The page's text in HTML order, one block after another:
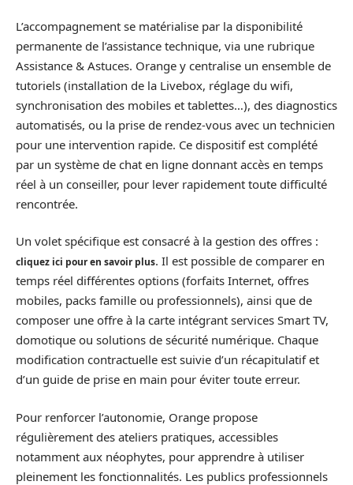
L’accompagnement se matérialise par la disponibilité
permanente de l’assistance technique, via une rubrique
Assistance & Astuces. Orange y centralise un ensemble de
tutoriels (installation de la Livebox, réglage du wifi,
synchronisation des mobiles et tablettes…), des diagnostics
automatisés, ou la prise de rendez-vous avec un technicien
pour une intervention rapide. Ce dispositif est complété
par un système de chat en ligne donnant accès en temps
réel à un conseiller, pour lever rapidement toute difficulté
rencontrée.
Un volet spécifique est consacré à la gestion des offres :
cliquez ici pour en savoir plus. Il est possible de comparer en
temps réel différentes options (forfaits Internet, offres
mobiles, packs famille ou professionnels), ainsi que de
composer une offre à la carte intégrant services Smart TV,
domotique ou solutions de sécurité numérique. Chaque
modification contractuelle est suivie d’un récapitulatif et
d’un guide de prise en main pour éviter toute erreur.
Pour renforcer l’autonomie, Orange propose
régulièrement des ateliers pratiques, accessibles
notamment aux néophytes, pour apprendre à utiliser
pleinement les fonctionnalités. Les publics professionnels